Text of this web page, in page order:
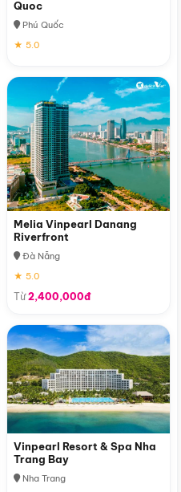
Quoc
Phú Quốc
★ 5.0
Melia Vinpearl Danang
Riverfront
Đà Nẵng
★ 5.0
Từ2,400,000đ
Vinpearl Resort & Spa Nha
Trang Bay
Nha Trang